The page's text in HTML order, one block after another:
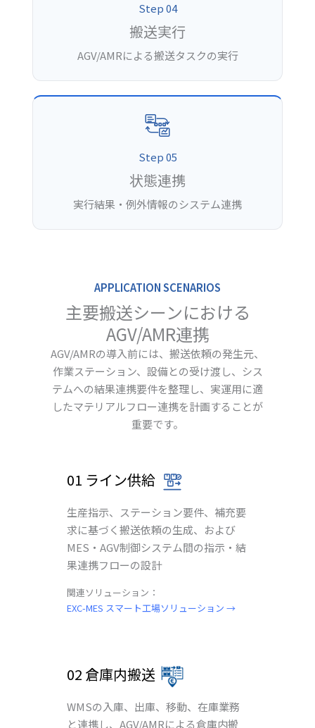
Step 04
搬送実行
AGV/AMRによる搬送タスクの実行
Step 05
状態連携
実行結果・例外情報のシステム連携
APPLICATION SCENARIOS
主要搬送シーンにおける
AGV/AMR連携
AGV/AMRの導入前には、搬送依頼の発生元、
作業ステーション、設備との受け渡し、シス
テムへの結果連携要件を整理し、実運用に適
したマテリアルフロー連携を計画することが
重要です。
01 ライン供給
生産指示、ステーション要件、補充要
求に基づく搬送依頼の生成、および
MES・AGV制御システム間の指示・結
果連携フローの設計
関連ソリューション：
EXC-MES スマート工場ソリューション →
02 倉庫内搬送
WMSの入庫、出庫、移動、在庫業務
と連携し、AGV/AMRによる倉庫内搬